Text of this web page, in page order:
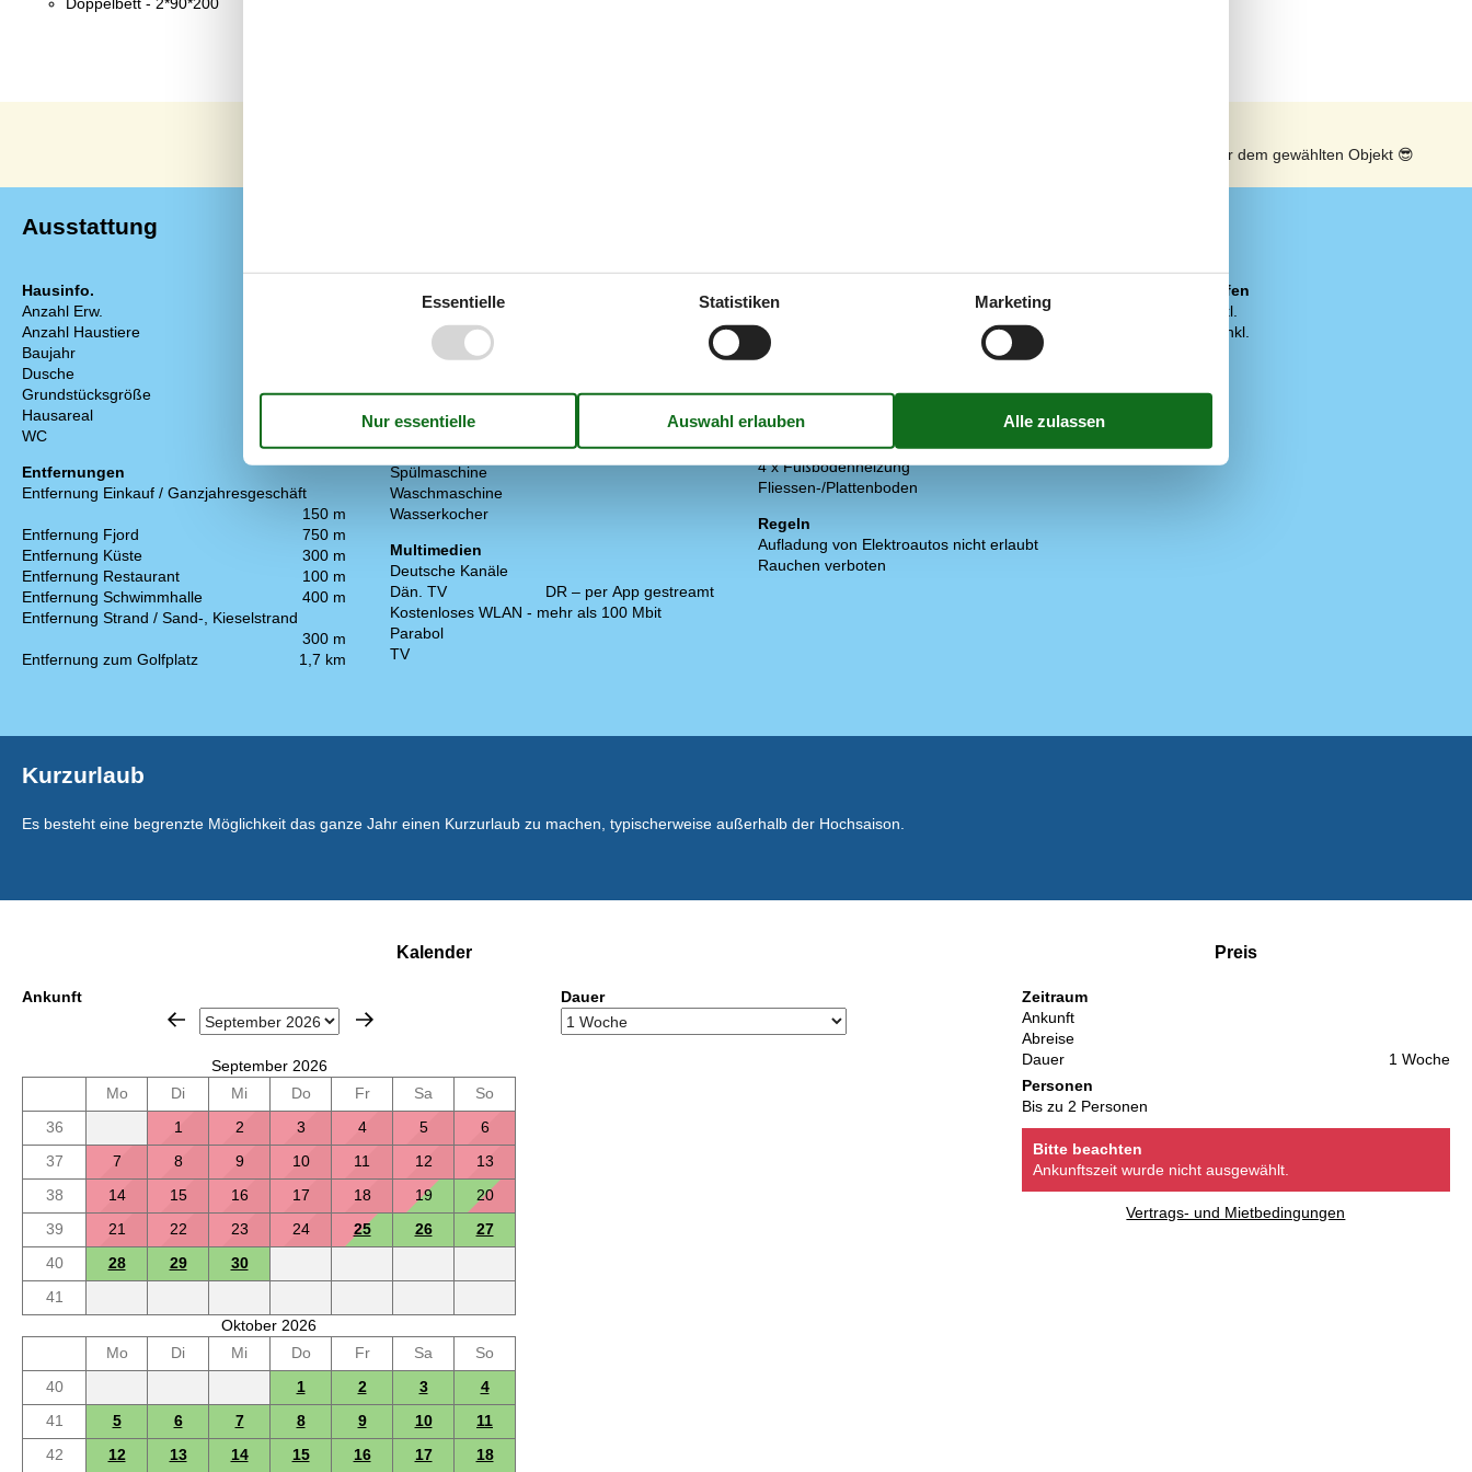
Sonnenstand über dem gewählten Objekt 😎
Ausstattung
Hausinfo.
Anzahl Erw.
Anzahl Haustiere
Baujahr
Dusche
Grundstücksgröße
41 m²
Hausareal
WC
Entfernungen
Entfernung Einkauf / Ganzjahresgeschäft
150 m
Entfernung Fjord
750 m
Entfernung Küste
300 m
Entfernung Restaurant
100 m
Entfernung Schwimmhalle
400 m
Entfernung Strand / Sand-, Kieselstrand
300 m
Entfernung zum Golfplatz
1,7 km
Zentralheizung
Küchengeräte
Backofen
Kochplatten
Kühlschrank m/Gefrierfach
Spülmaschine
Waschmaschine
Wasserkocher
Multimedien
Deutsche Kanäle
Dän. TV
DR – per App gestreamt
Kostenloses WLAN - mehr als 100 Mbit
Parabol
TV
Golf-Urlaub
Draußen
Gemeinsamer Parkplatz
Diverse
3 x Holz-/Parkettboden
4 x Fußbodenheizung
Fliessen-/Plattenboden
Regeln
Aufladung von Elektroautos nicht erlaubt
Rauchen verboten
Preis inbegriffen
Bettwäsche inkl.
Endreinigung inkl.
Verbrauch inkl.
Kurzurlaub
Es besteht eine begrenzte Möglichkeit das ganze Jahr einen Kurzurlaub zu machen, typischerweise außerhalb der Hochsaison.
Kalender
Ankunft
September 2026
Mo
Di Mi Do Fr Sa
So
36
1 2 3 4 5
6
37
7 8 9 10 11 12
13
38
14 15 16 17 18 19
20
39
21 22 23 24 25 26
27
40
28 29
30
41
Oktober 2026
Mo
Di Mi Do Fr Sa
So
40
1 2 3
4
41
5 6 7 8 9 10
11
42
12 13 14 15 16 17 18
Dauer
Preis
Zeitraum
Ankunft
Abreise
Dauer
1 Woche
Personen
Bis zu 2 Personen
Bitte beachten
Ankunftszeit wurde nicht ausgewählt.
Vertrags- und Mietbedingungen
Essentielle Statistiken Marketing